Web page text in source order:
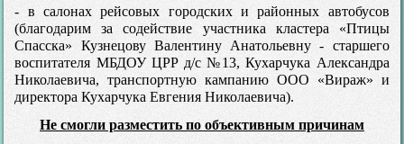
- в салонах рейсовых городских и районных автобусов
(благодарим за содействие участника кластера «Птицы
Спасска» Кузнецову Валентину Анатольевну - старшего
воспитателя МБДОУ ЦРР д/с №13, Кухарчука Александра
Николаевича, транспортную кампанию ООО «Вираж» и
директора Кухарчука Евгения Николаевича).
Не смогли разместить по объективным причинам